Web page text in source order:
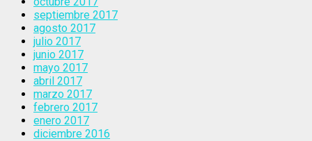
septiembre 2017
agosto 2017
julio 2017
junio 2017
mayo 2017
abril 2017
marzo 2017
febrero 2017
enero 2017
diciembre 2016